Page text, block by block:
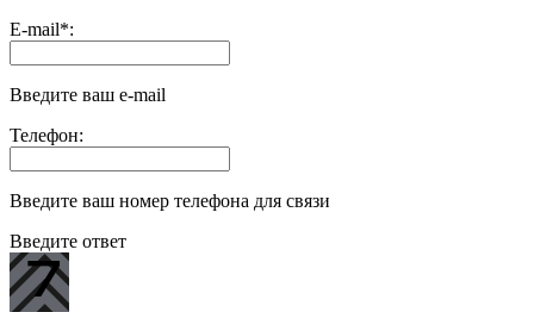
E-mail*:
Введите ваш e-mail
Телефон:
Введите ваш номер телефона для связи
Введите ответ